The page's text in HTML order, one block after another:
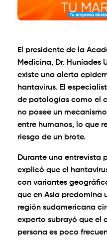
El presidente de la
Medicina, Dr. Huníades
existe una alerta
hantavirus. El
de patologías como el
no posee un
entre humanos, lo que
riesgo de un brote.
Durante una entrevista
explicó que el
con variantes
que en Asia predomina
región sudamericana
experto subrayó que el
persona es poco